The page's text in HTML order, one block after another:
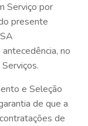
Serviço por
presente
no
e Seleção
de que a
de